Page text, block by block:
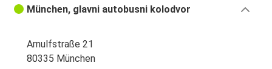
München, glavni autobusni kolodvor
Arnulfstraße 21
80335 München